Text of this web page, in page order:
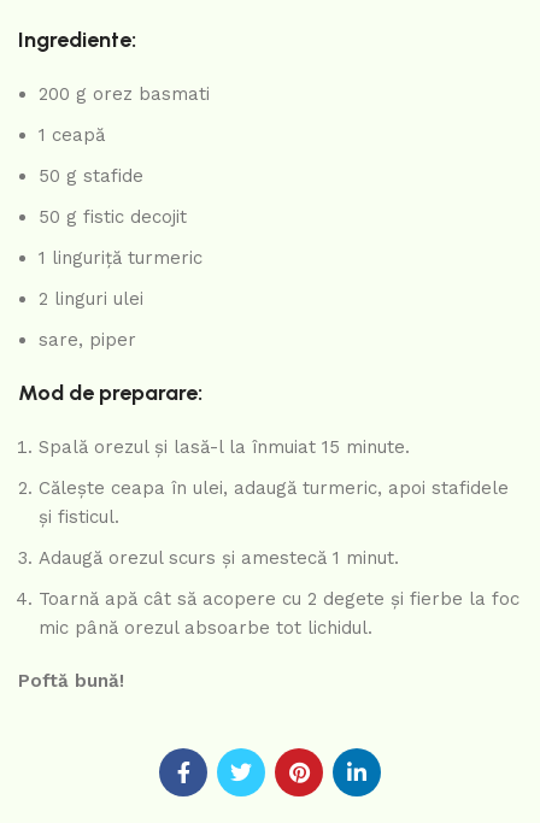
Ingrediente:
200 g orez basmati
1 ceapă
50 g stafide
50 g fistic decojit
1 linguriță turmeric
2 linguri ulei
sare, piper
Mod de preparare:
Spală orezul și lasă-l la înmuiat 15 minute.
Călește ceapa în ulei, adaugă turmeric, apoi stafidele
și fisticul.
Adaugă orezul scurs și amestecă 1 minut.
Toarnă apă cât să acopere cu 2 degete și fierbe la foc
mic până orezul absoarbe tot lichidul.
Poftă bună!